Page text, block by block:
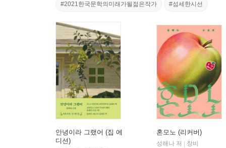
#2021한국문학의미래가될젊은작가 #섬세한시선
안녕이라 그랬어 (집 에
디션)
혼모노 (리커버)
성해나 저
창비